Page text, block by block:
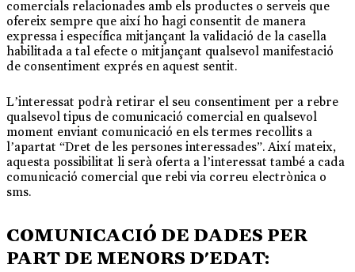
comercials relacionades amb els productes o serveis que
ofereix sempre que així ho hagi consentit de manera
expressa i específica mitjançant la validació de la casella
habilitada a tal efecte o mitjançant qualsevol manifestació
de consentiment exprés en aquest sentit.
L’interessat podrà retirar el seu consentiment per a rebre
qualsevol tipus de comunicació comercial en qualsevol
moment enviant comunicació en els termes recollits a
l’apartat “Dret de les persones interessades”. Així mateix,
aquesta possibilitat li serà oferta a l’interessat també a cada
comunicació comercial que rebi via correu electrònica o
sms.
COMUNICACIÓ DE DADES PER
PART DE MENORS D'EDAT: